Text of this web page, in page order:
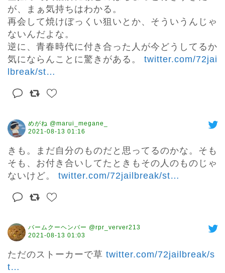
が、まぁ気持ちはわかる。
再会して焼けぼっくい狙いとか、そういうんじゃ
ないんだよな。
逆に、青春時代に付き合った人が今どうしてるか
気にならんことに驚きがある。 twitter.com/72jai
lbreak/st…
めがね @marui_megane_
2021-08-13 01:16
きも。まだ自分のものだと思ってるのかな。そも
そも、お付き合いしてたときもその人のものじゃ
ないけど。 twitter.com/72jailbreak/st…
バームクーヘンバー @rpr_verver213
2021-08-13 01:03
ただのストーカーで草 twitter.com/72jailbreak/s
t…